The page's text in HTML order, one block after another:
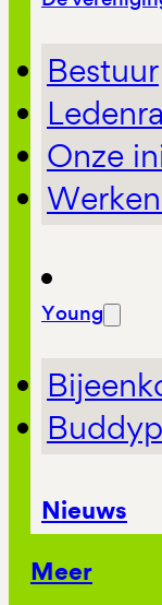
Bestuur
Onze
Young
Nieuws
Meer